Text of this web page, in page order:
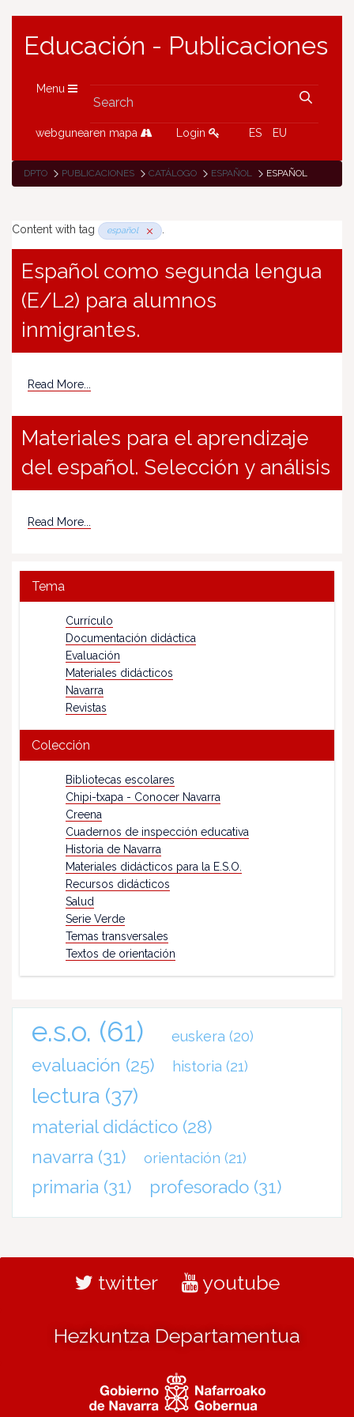
Educación - Publicaciones
Menu
webgunearen mapa Login ES EU
DPTO PUBLICACIONES CATÁLOGO ESPAÑOL ESPAÑOL
Content with tag español .
Español como segunda lengua
(E/L2) para alumnos
inmigrantes.
Read More...
Materiales para el aprendizaje
del español. Selección y análisis
Read More...
Tema
Currículo
Documentación didáctica
Evaluación
Materiales didácticos
Navarra
Revistas
Colección
Bibliotecas escolares
Chipi-txapa - Conocer Navarra
Creena
Cuadernos de inspección educativa
Historia de Navarra
Materiales didácticos para la E.S.O.
Recursos didácticos
Salud
Serie Verde
Temas transversales
Textos de orientación
e.s.o. (61) euskera (20)
evaluación (25) historia (21)
lectura (37)
material didáctico (28)
navarra (31) orientación (21)
primaria (31) profesorado (31)
twitter youtube
Hezkuntza Departamentua